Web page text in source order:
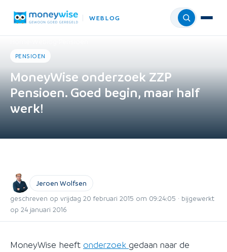
WEBLOG Menu
PENSIOEN
MoneyWise onderzoek ZZP
Pensioen. Goed begin, maar half
werk!
Jeroen Wolfsen
geschreven op vrijdag 20 februari 2015 om 09:24:05 · bijgewerkt
op 24 januari 2016
MoneyWise heeft onderzoek gedaan naar de